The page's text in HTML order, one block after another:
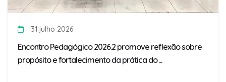
31 julho 2026
Encontro Pedagógico 2026.2 promove reflexão sobre
propósito e fortalecimento da prática do ...